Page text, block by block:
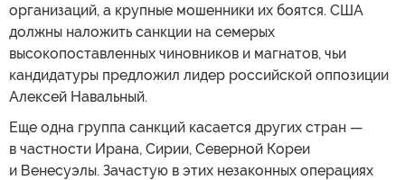
организаций, а крупные мошенники их боятся. США
должны наложить санкции на семерых
высокопоставленных чиновников и магнатов, чьи
кандидатуры предложил лидер российской оппозиции
Алексей Навальный.
Еще одна группа санкций касается других стран —
в частности Ирана, Сирии, Северной Кореи
и Венесуэлы. Зачастую в этих незаконных операциях